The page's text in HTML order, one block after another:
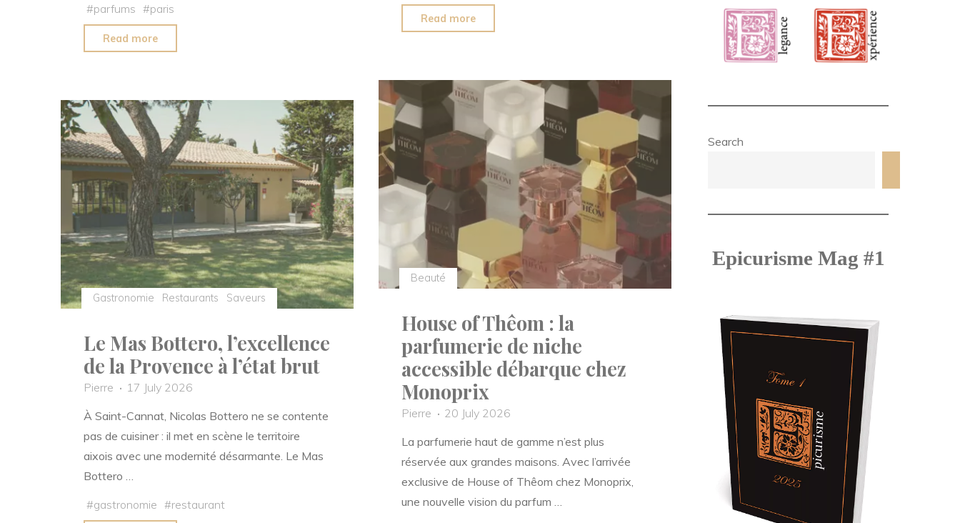
#parfums #paris
Read more
Haussmann"
Read more
:
bons
réflexes
à
adopter"
Beauté
House of Thêom : la
parfumerie de niche
accessible débarque chez
Monoprix
Pierre
20 July 2026
La parfumerie haut de gamme n’est plus
réservée aux grandes maisons. Avec l’arrivée
exclusive de House of Thêom chez Monoprix,
une nouvelle vision du parfum …
Gastronomie Restaurants Saveurs
Le Mas Bottero, l’excellence
de la Provence à l’état brut
Pierre
17 July 2026
À Saint-Cannat, Nicolas Bottero ne se contente
pas de cuisiner : il met en scène le territoire
aixois avec une modernité désarmante. Le Mas
Bottero …
#gastronomie #restaurant
Search
Epicurisme Mag #1